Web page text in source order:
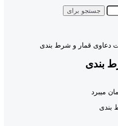
جستجو برای
دعاوی قمار و شرط بندی
بندی